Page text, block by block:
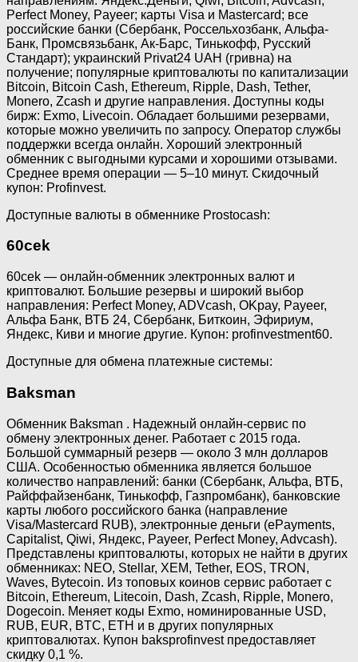
Perfect Money, Payeer; карты Visa и Mastercard; все
российские банки (Сбербанк, Россельхозбанк, Альфа-
Банк, Промсвязьбанк, Ак-Барс, Тинькофф, Русский
Стандарт); украинский Privat24 UAH (гривна) на
получение; популярные криптовалюты по капитализации
Bitcoin, Bitcoin Cash, Ethereum, Ripple, Dash, Tether,
Monero, Zcash и другие направления. Доступны коды
бирж: Exmo, Livecoin. Обладает большими резервами,
которые можно увеличить по запросу. Оператор службы
поддержки всегда онлайн. Хороший электронный
обменник с выгодными курсами и хорошими отзывами.
Среднее время операции — 5–10 минут. Скидочный
купон: Profinvest.
Доступные валюты в обменнике Prostocash:
60cek
60cek — онлайн-обменник электронных валют и
криптовалют. Большие резервы и широкий выбор
направления: Perfect Money, ADVcash, OKpay, Payeer,
Альфа Банк, ВТБ 24, Сбербанк, Биткоин, Эфириум,
Яндекс, Киви и многие другие. Купон: profinvestment60.
Доступные для обмена платежные системы:
Baksman
Обменник Baksman . Надежный онлайн-сервис по
обмену электронных денег. Работает с 2015 года.
Большой суммарный резерв — около 3 млн долларов
США. Особенностью обменника является большое
количество направлений: банки (Сбербанк, Альфа, ВТБ,
Райффайзенбанк, Тинькофф, Газпромбанк), банковские
карты любого российского банка (направление
Visa/Mastercard RUB), электронные деньги (ePayments,
Capitalist, Qiwi, Яндекс, Payeer, Perfect Money, Advcash).
Представлены криптовалюты, которых не найти в других
обменниках: NEO, Stellar, XEM, Tether, EOS, TRON,
Waves, Bytecoin. Из топовых коинов сервис работает с
Bitcoin, Ethereum, Litecoin, Dash, Zcash, Ripple, Monero,
Dogecoin. Меняет коды Exmo, номинированные USD,
RUB, EUR, BTC, ETH и в других популярных
криптовалютах. Купон baksprofinvest предоставляет
скидку 0,1 %.